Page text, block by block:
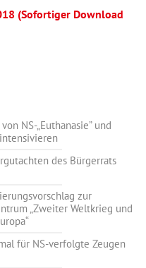
(Sofortiger Download
NS-„Euthanasie” und
des Bürgerrats
zur
„Zweiter Weltkrieg und
für NS-verfolgte Zeugen